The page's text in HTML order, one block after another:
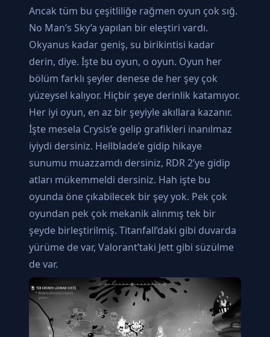
Ancak tüm bu çeşitliliğe rağmen oyun çok sığ.
No Man’s Sky’a yapılan bir eleştiri vardı.
Okyanus kadar geniş, su birikintisi kadar
derin, diye. İşte bu oyun, o oyun. Oyun her
bölüm farklı şeyler denese de her şey çok
yüzeysel kalıyor. Hiçbir şeye derinlik katamıyor.
Her iyi oyun, en az bir şeyiyle akıllara kazanır.
İşte mesela Crysis’e gelip grafikleri inanılmaz
iyiydi dersiniz. Hellblade’e gidip hikaye
sunumu muazzamdı dersiniz, RDR 2’ye gidip
atları mükemmeldi dersiniz. Hah işte bu
oyunda öne çıkabilecek bir şey yok. Pek çok
oyundan pek çok mekanik alınmış tek bir
şeyde birleştirilmiş. Titanfall’daki gibi duvarda
yürüme de var, Valorant’taki Jett gibi süzülme
de var.